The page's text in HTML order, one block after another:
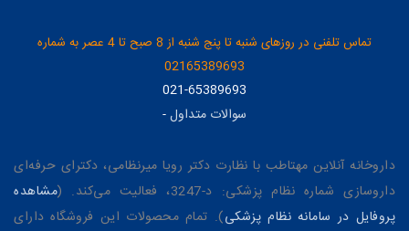
تماس تلفنی در روزهای شنبه تا پنج شنبه از 8 صبح تا 4 عصر به شماره
02165389693
021-65389693
سوالات متداول-
داروخانه آنلاین مهتاطب با نظارت دکتر رویا میرنظامی، دکترای حرفه‌ای
داروسازی شماره نظام پزشکی: د-3247، فعالیت می‌کند. (
مشاهده
پروفایل در سامانه نظام پزشکی). تمام محصولات این فروشگاه دارای